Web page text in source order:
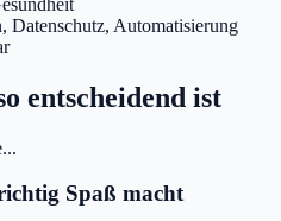
Datenschutz, Automatisierung
entscheidend ist
Spaß macht